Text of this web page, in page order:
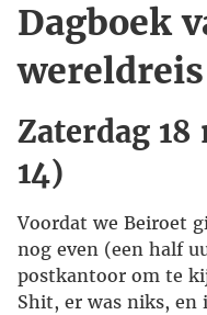
Dagboek
wereldreis
Zaterdag
14)
Voordat we Beiroet
nog even (een half
postkantoor om te
Shit, er was niks,